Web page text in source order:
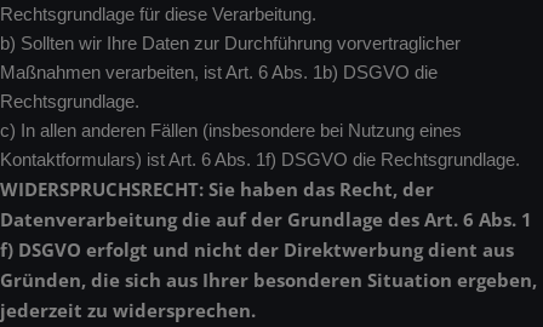
Rechtsgrundlage für diese Verarbeitung.
b) Sollten wir Ihre Daten zur Durchführung vorvertraglicher
Maßnahmen verarbeiten, ist Art. 6 Abs. 1b) DSGVO die
Rechtsgrundlage.
c) In allen anderen Fällen (insbesondere bei Nutzung eines
Kontaktformulars) ist Art. 6 Abs. 1f) DSGVO die Rechtsgrundlage.
WIDERSPRUCHSRECHT: Sie haben das Recht, der
Datenverarbeitung die auf der Grundlage des Art. 6 Abs. 1
f) DSGVO erfolgt und nicht der Direktwerbung dient aus
Gründen, die sich aus Ihrer besonderen Situation ergeben,
jederzeit zu widersprechen.